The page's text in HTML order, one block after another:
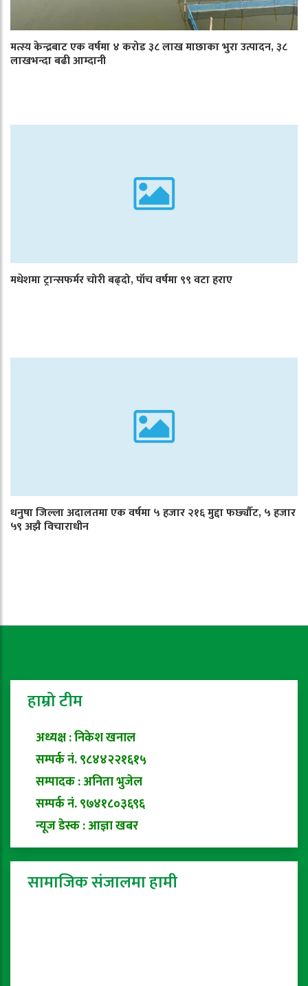
मत्स्य केन्द्रबाट एक वर्षमा ४ करोड ३८ लाख माछाका भुरा उत्पादन, ३८
लाखभन्दा बढी आम्दानी
मधेशमा ट्रान्सफर्मर चोरी बढ्दो, पाँच वर्षमा ९९ वटा हराए
धनुषा जिल्ला अदालतमा एक वर्षमा ५ हजार २१६ मुद्दा फर्छ्यौट, ५ हजार
५९ अझै विचाराधीन
हाम्रो टीम
अध्यक्ष : निकेश खनाल
सम्पर्क नं. ९८४४२२१६१५
सम्पादक : अनिता भुजेल
सम्पर्क नं. ९७४१८०३६९६
न्यूज डेस्क : आज्ञा खबर
सामाजिक संजालमा हामी